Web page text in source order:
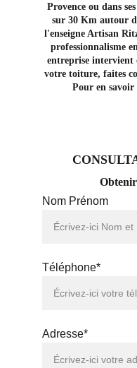
Nom Prénom
Téléphone*
Adresse*
Provence ou dans
sur 30 Km autour
l'enseigne Artisan
professionnalisme
entreprise intervient
votre toiture, faites
Pour en savoir